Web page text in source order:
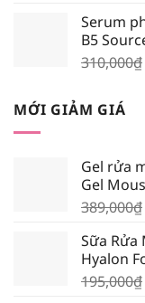
Serum
B5
310,000₫
MỚI GIẢM GIÁ
Gel rửa
Gel
389,000₫
Sữa Rửa
Hyalon
195,000₫